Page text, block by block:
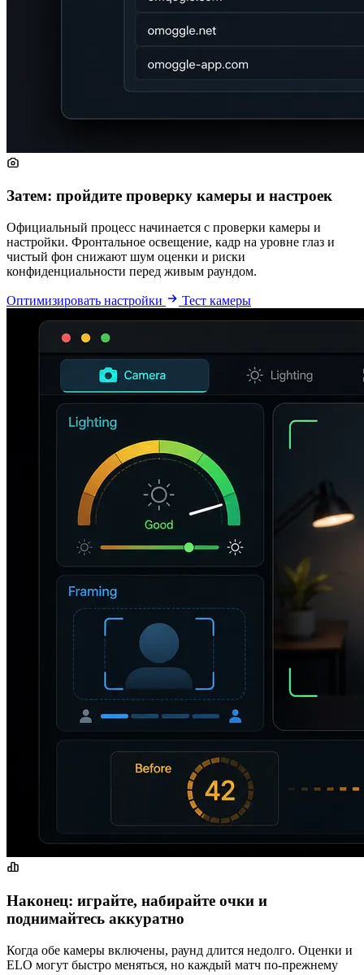
Затем: пройдите проверку камеры и настроек
Официальный процесс начинается с проверки камеры и
настройки. Фронтальное освещение, кадр на уровне глаз и
чистый фон снижают шум оценки и риски
конфиденциальности перед живым раундом.
Оптимизировать настройки Тест камеры
Наконец: играйте, набирайте очки и
поднимайтесь аккуратно
Когда обе камеры включены, раунд длится недолго. Оценки и
ELO могут быстро меняться, но каждый матч по-прежнему